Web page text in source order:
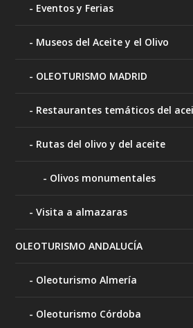
Eventos y Ferias
Museos del Aceite y el Olivo
OLEOTURISMO MADRID
Restaurantes temáticos del
Rutas del olivo y del aceite
Olivos monumentales
Visita a almazaras
OLEOTURISMO ANDALUCÍA
Oleoturismo Almería
Oleoturismo Córdoba